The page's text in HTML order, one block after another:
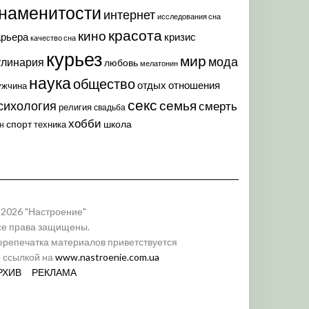
интернет исследования сна
качество сна кино красота кризис
курьез любовь мелатонин мир мода
наукаобществоотдых отношения
религия свадьба секссемья смерть
спорттехникахобби школа
"Настроение"
права защищены.
материалов приветствуется
ссылкой на www.nastroenie.com.ua
РЕКЛАМА